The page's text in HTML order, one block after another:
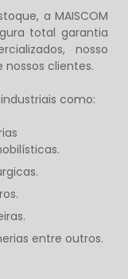
a MAISCOM
total garantia
nosso
clientes.
como:
entre outros.